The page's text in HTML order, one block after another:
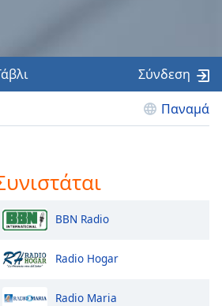
Παναμά
Σύνδεση
BBN Radio
Radio Hogar
Radio Maria